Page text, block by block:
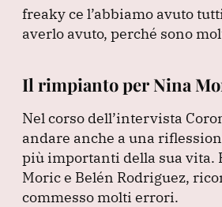
freaky ce l’abbiamo avuto
averlo avuto, perché sono
Il rimpianto per Nina
Nel corso dell’intervista
andare anche a una
più importanti della sua vita.
Moric e Belén Rodriguez,
commesso molti errori.